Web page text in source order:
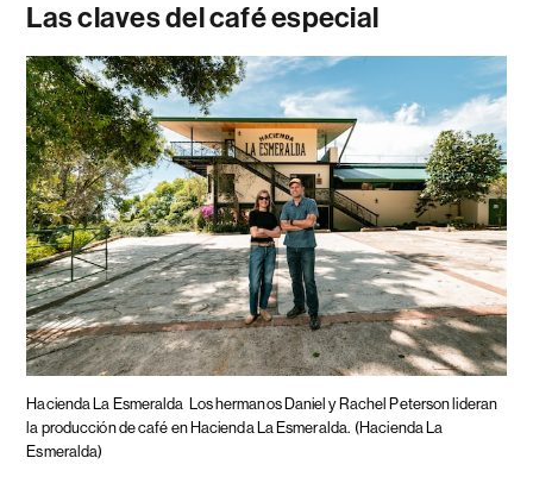
Las claves del café especial
Hacienda La Esmeralda Los hermanos Daniel y Rachel Peterson lideran
la producción de café en Hacienda La Esmeralda. (Hacienda La
Esmeralda)